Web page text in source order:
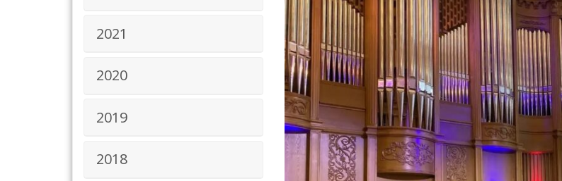
2021
2020
2019
2018